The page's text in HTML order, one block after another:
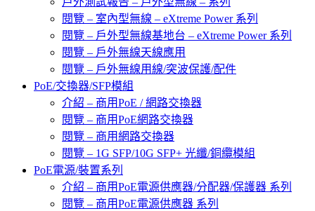
閱覽 – 室內型無線 – eXtreme Power 系列
閱覽 – 戶外型無線基地台 – eXtreme Power 系列
閱覽 – 戶外無線天線應用
閱覽 – 戶外無線用線/突波保護/配件
PoE/交換器/SFP模組
介紹 – 商用PoE / 網路交換器
閱覽 – 商用PoE網路交換器
閱覽 – 商用網路交換器
閱覽 – 1G SFP/10G SFP+ 光纖/銅纜模組
PoE電源/裝置系列
介紹 – 商用PoE電源供應器/分配器/保護器 系列
閱覽 – 商用PoE電源供應器 系列